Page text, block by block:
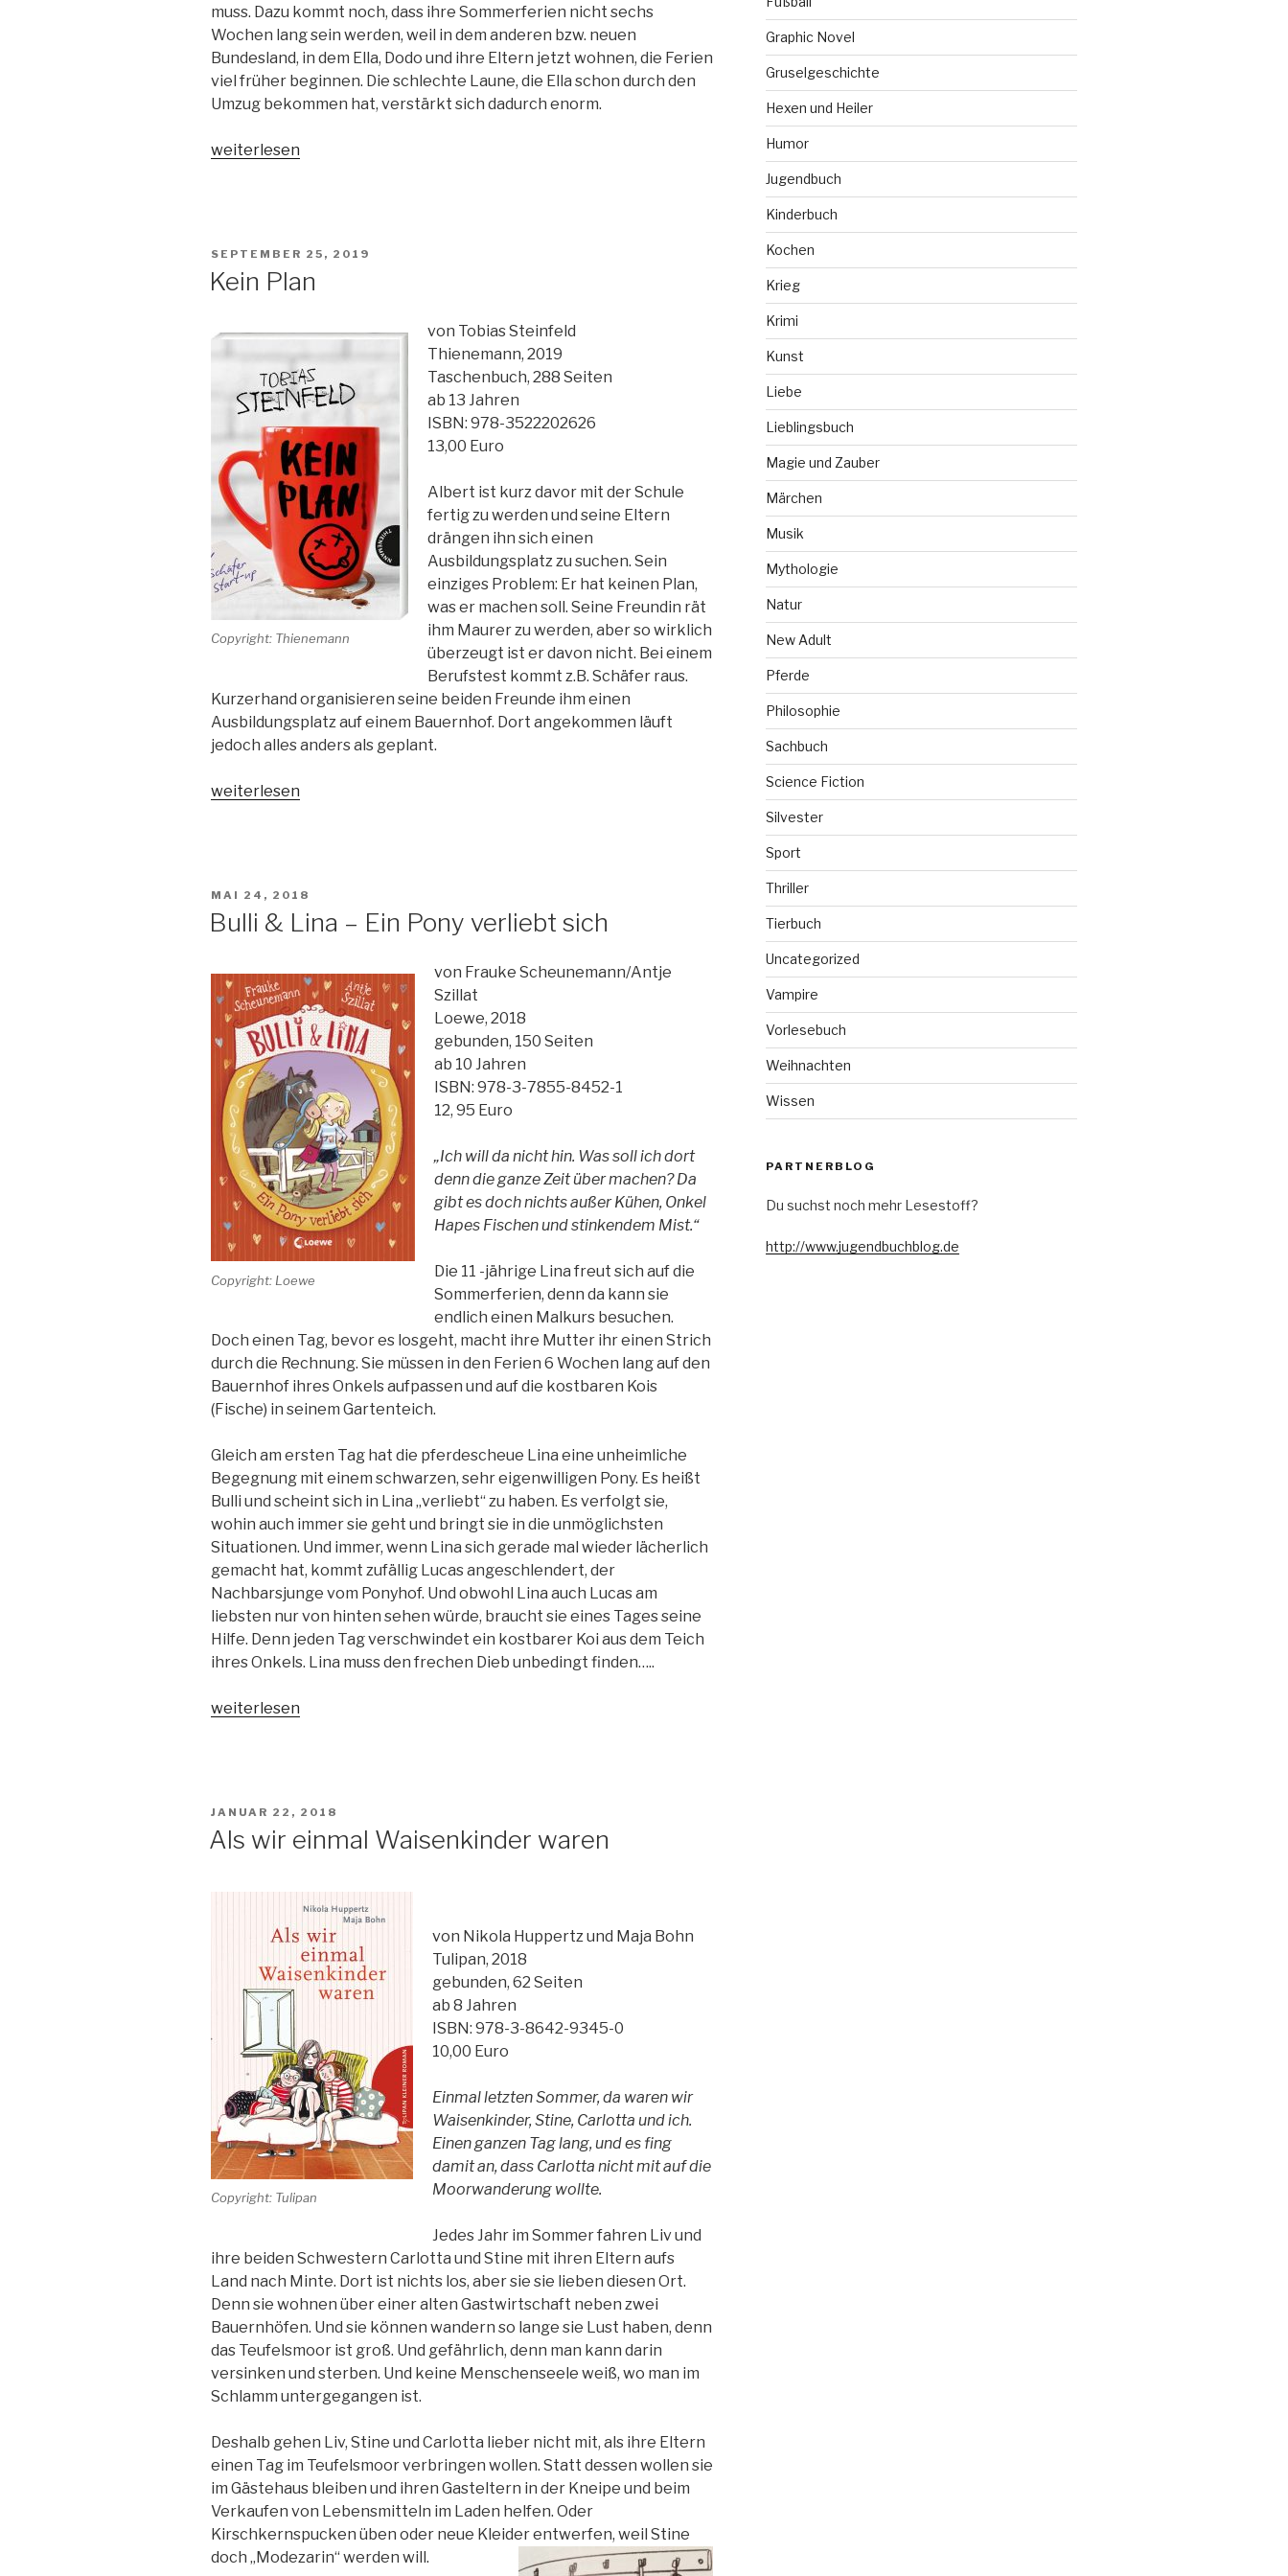
muss. Dazu kommt noch, dass ihre Sommerferien nicht sechs
Wochen lang sein werden, weil in dem anderen bzw. neuen
Bundesland, in dem Ella, Dodo und ihre Eltern jetzt wohnen, die Ferien
viel früher beginnen. Die schlechte Laune, die Ella schon durch den
Umzug bekommen hat, verstärkt sich dadurch enorm.
„Ellas
weiterlesen
VERÖFFENTLICHT
SEPTEMBER 25, 2019
Kein Plan
Copyright: Thienemann
von Tobias Steinfeld
Thienemann, 2019
Taschenbuch, 288 Seiten
ab 13 Jahren
ISBN: 978-3522202626
13,00 Euro
Albert ist kurz davor mit der Schule
fertig zu werden und seine Eltern
drängen ihn sich einen
Ausbildungsplatz zu suchen. Sein
einziges Problem: Er hat keinen Plan,
was er machen soll. Seine Freundin rät
ihm Maurer zu werden, aber so wirklich
überzeugt ist er davon nicht. Bei einem
Berufstest kommt z.B. Schäfer raus.
Kurzerhand organisieren seine beiden Freunde ihm einen
Ausbildungsplatz auf einem Bauernhof. Dort angekommen läuft
jedoch alles anders als geplant.
„Kein
weiterlesen
VERÖFFENTLICHT
MAI 24, 2018
Bulli & Lina – Ein Pony verliebt sich
Copyright: Loewe
von Frauke Scheunemann/Antje
Szillat
Loewe, 2018
gebunden, 150 Seiten
ab 10 Jahren
ISBN: 978-3-7855-8452-1
12, 95 Euro
„Ich will da nicht hin. Was soll ich dort
denn die ganze Zeit über machen? Da
gibt es doch nichts außer Kühen, Onkel
Hapes Fischen und stinkendem Mist.“
Die 11 -jährige Lina freut sich auf die
Sommerferien, denn da kann sie
endlich einen Malkurs besuchen.
Doch einen Tag, bevor es losgeht, macht ihre Mutter ihr einen Strich
durch die Rechnung. Sie müssen in den Ferien 6 Wochen lang auf den
Bauernhof ihres Onkels aufpassen und auf die kostbaren Kois
(Fische) in seinem Gartenteich.
Gleich am ersten Tag hat die pferdescheue Lina eine unheimliche
Begegnung mit einem schwarzen, sehr eigenwilligen Pony. Es heißt
Bulli und scheint sich in Lina „verliebt“ zu haben. Es verfolgt sie,
wohin auch immer sie geht und bringt sie in die unmöglichsten
Situationen. Und immer, wenn Lina sich gerade mal wieder lächerlich
gemacht hat, kommt zufällig Lucas angeschlendert, der
Nachbarsjunge vom Ponyhof. Und obwohl Lina auch Lucas am
liebsten nur von hinten sehen würde, braucht sie eines Tages seine
Hilfe. Denn jeden Tag verschwindet ein kostbarer Koi aus dem Teich
ihres Onkels. Lina muss den frechen Dieb unbedingt finden…..
„Bulli
verliebt
weiterlesen
VERÖFFENTLICHT
JANUAR 22, 2018
Als wir einmal Waisenkinder waren
Copyright: Tulipan
von Nikola Huppertz und Maja Bohn
Tulipan, 2018
gebunden, 62 Seiten
ab 8 Jahren
ISBN: 978-3-8642-9345-0
10,00 Euro
Einmal letzten Sommer, da waren wir
Waisenkinder, Stine, Carlotta und ich.
Einen ganzen Tag lang, und es fing
damit an, dass Carlotta nicht mit auf die
Moorwanderung wollte.
Jedes Jahr im Sommer fahren Liv und
ihre beiden Schwestern Carlotta und Stine mit ihren Eltern aufs
Land nach Minte. Dort ist nichts los, aber sie sie lieben diesen Ort.
Denn sie wohnen über einer alten Gastwirtschaft neben zwei
Bauernhöfen. Und sie können wandern so lange sie Lust haben, denn
das Teufelsmoor ist groß. Und gefährlich, denn man kann darin
versinken und sterben. Und keine Menschenseele weiß, wo man im
Schlamm untergegangen ist.
Deshalb gehen Liv, Stine und Carlotta lieber nicht mit, als ihre Eltern
einen Tag im Teufelsmoor verbringen wollen. Statt dessen wollen sie
im Gästehaus bleiben und ihren Gasteltern in der Kneipe und beim
Verkaufen von Lebensmitteln im Laden helfen. Oder
Kirschkernspucken üben oder neue Kleider entwerfen, weil Stine
doch „Modezarin“ werden will.
Graphic Novel
Gruselgeschichte
Hexen und Heiler
Humor
Jugendbuch
Kinderbuch
Kochen
Krieg
Krimi
Kunst
Liebe
Lieblingsbuch
Magie und Zauber
Märchen
Musik
Mythologie
Natur
New Adult
Pferde
Philosophie
Sachbuch
Science Fiction
Silvester
Sport
Thriller
Tierbuch
Uncategorized
Vampire
Vorlesebuch
Weihnachten
Wissen
PARTNERBLOG
Du suchst noch mehr Lesestoff?
http://www.jugendbuchblog.de